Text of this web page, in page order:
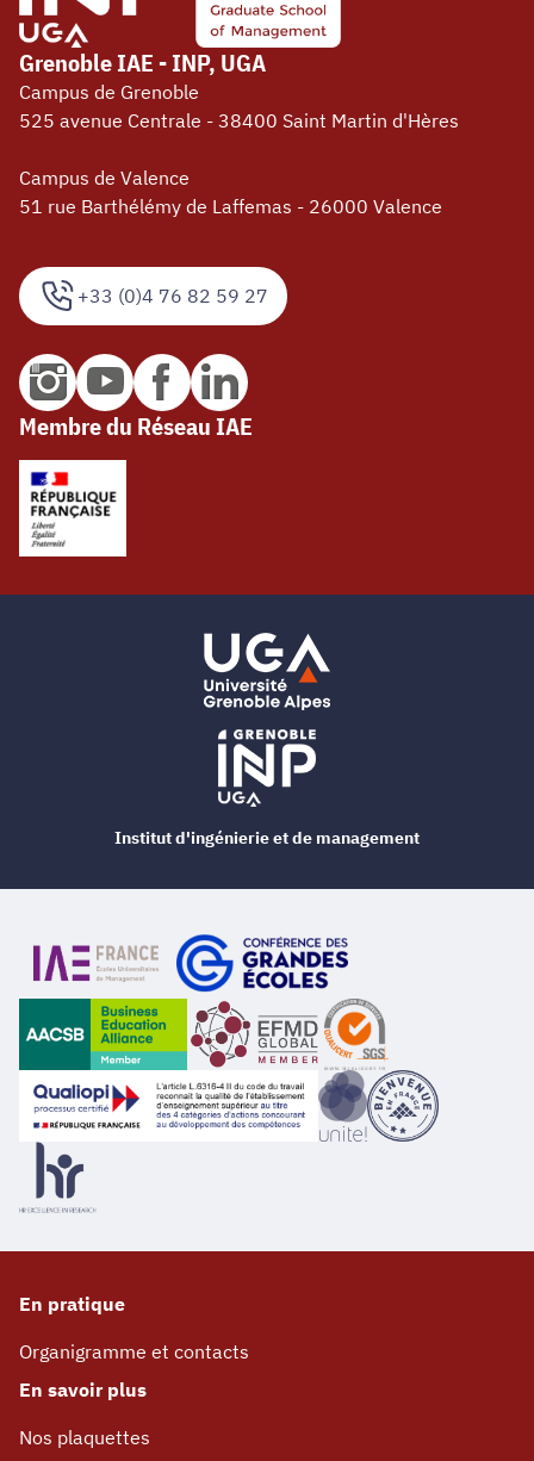
+33 (0)4 76 82 59 27
Grenoble IAE - INP, UGA
Campus de Grenoble
525 avenue Centrale - 38400 Saint Martin d'Hères
Campus de Valence
51 rue Barthélémy de Laffemas - 26000 Valence
Membre du Réseau IAE
En pratique
Organigramme et contacts
En savoir plus
Nos plaquettes
Institut d'ingénierie et de management